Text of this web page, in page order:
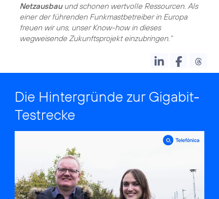
Netzausbauund schonen wertvolle Ressourcen. Als
einer der führenden Funkmastbetreiber in Europa
freuen wir uns, unser Know-how in dieses
wegweisende Zukunftsprojekt einzubringen.“
Die Hintergründe zur Gigabit-
Testrecke